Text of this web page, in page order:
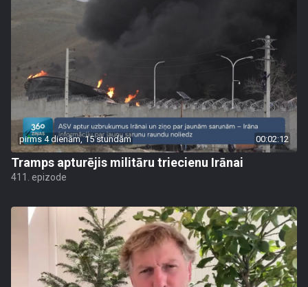
pirms 4 dienām, 15 stundām 00:02:12
Tramps apturējis militāru triecienu Irānai
411. epizode